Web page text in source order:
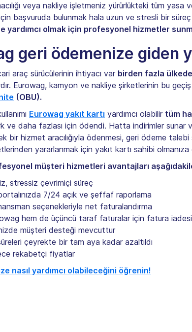
veya nakliye işletmeniz yürürlükteki tüm
başvuruda bulunmak hala uzun ve stresli bir
yardımcı olmak için profesyonel hizmetler
geri ödemenize giden
araç sürücülerinin ihtiyacı var birden fazla
Eurowag, kamyon ve nakliye şirketlerinin bu
(OBU).
Eurowag yakıt kartı yardımcı olabilir tüm
ve daha fazlası için ödendi. Hatta indirimler sunar
bir hizmet aracılığıyla ödenmesi, geri ödeme
yararlanmak için yakıt kartı sahibi
müşteri hizmetleri avantajları
stressiz çevrimiçi süreç
7/24 açık ve şeffaf raporlama
seçenekleriyle net faturalandırma
hem de üçüncü taraf faturalar için fatura iadesi
müşteri desteği mevcuttur
çeyrekte bir tam aya kadar azaltıldı
rekabetçi fiyatlar
nasıl yardımcı olabileceğini öğrenin!